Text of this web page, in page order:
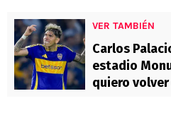
VER TAMBIÉN
Carlos
estadio
quiero